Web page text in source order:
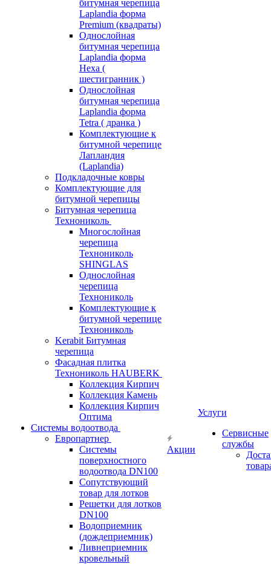
битумная черепица
Laplandia форма
Premium (квадраты)
Однослойная
битумная черепица
Laplandia форма
Hexa (
шестигранник )
Однослойная
битумная черепица
Laplandia форма
Tetra ( дранка )
Комплектующие к
битумной черепице
Лапландия
(Laplandia)
Подкладочные ковры
Комплектующие для
битумной черепицы
Битумная черепица
Технониколь
Многослойная
черепица
Технониколь
SHINGLAS
Однослойная
черепица
Технониколь
Комплектующие к
битумной черепице
Технониколь
Kerabit Битумная
черепица
Фасадная плитка
Технониколь HAUBERK
Кол​лекция Кирпич
Кол​лекция Камень
Коллекция Кирпич
Оптима
Системы водоотвода
Европартнер
Системы
поверхностного
водоотвода DN100
Сопутствующий
товар для лотков
Решетки для лотков
DN100
Водоприемник
(дождеприемник)
Ливнеприемник
кровельный
Акции
Услуги
Сервисные
службы